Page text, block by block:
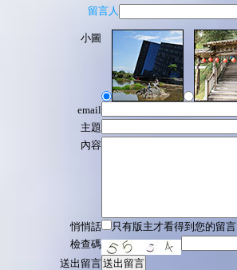
留言人
小圖
email
主題
內容
悄悄話
只有版主才看得到您的留言
檢查碼
送出留言送出留言